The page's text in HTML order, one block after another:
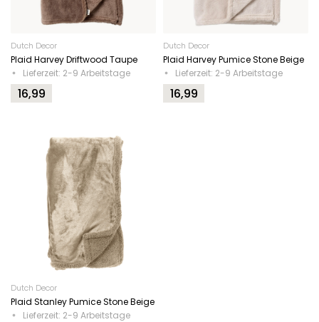
Dutch Decor
Plaid Harvey Driftwood Taupe
Lieferzeit: 2-9 Arbeitstage
16,99
Dutch Decor
Plaid Harvey Pumice Stone Beige
Lieferzeit: 2-9 Arbeitstage
16,99
Dutch Decor
Plaid Stanley Pumice Stone Beige
Lieferzeit: 2-9 Arbeitstage